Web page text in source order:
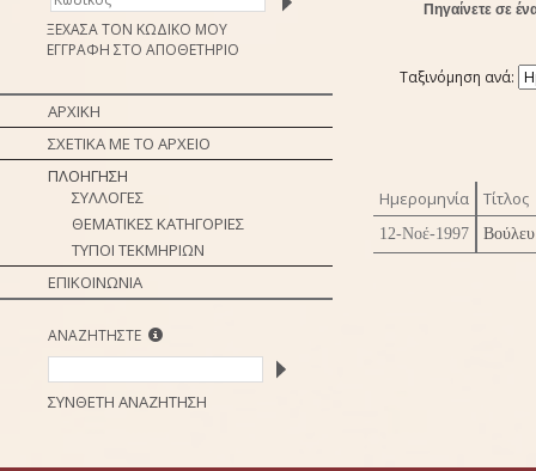
ΞΕΧΑΣΑ ΤΟΝ ΚΩΔΙΚΟ ΜΟΥ
ΕΓΓΡΑΦΗ ΣΤΟ ΑΠΟΘΕΤΗΡΙΟ
ΑΡΧΙΚΗ
ΣΧΕΤΙΚΑ ΜΕ ΤΟ ΑΡΧΕΙΟ
ΠΛΟΗΓΗΣΗ
ΣΥΛΛΟΓΕΣ
ΘΕΜΑΤΙΚΕΣ ΚΑΤΗΓΟΡΙΕΣ
ΤΥΠΟΙ ΤΕΚΜΗΡΙΩΝ
ΕΠΙΚΟΙΝΩΝΙΑ
ΑΝΑΖΗΤΗΣΤΕ
ΣΥΝΘΕΤΗ ΑΝΑΖΗΤΗΣΗ
Πηγαίνετε σε
Ταξινόμηση ανά:
Ημερομηνία Τίτλος
12-Νοέ-1997